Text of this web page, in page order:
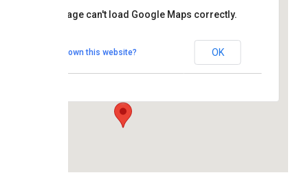
De
Madesteinweg 34
This page can't load Google Maps correctly.
Do you own this website? OK